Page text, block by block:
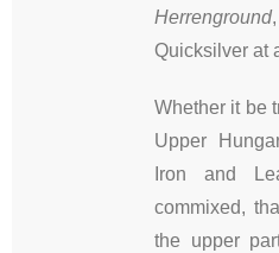
Herrenground
Quicksilver at
Whether it be
Upper
Iron and
commixed,
the upper